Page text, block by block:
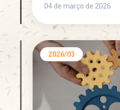
04 de março de 2026
2026/03